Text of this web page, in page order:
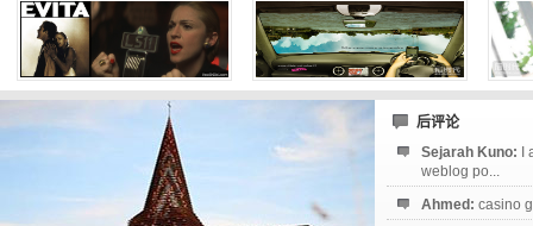
后评论
Sejarah Kuno:
weblog po...
Ahmed: casino